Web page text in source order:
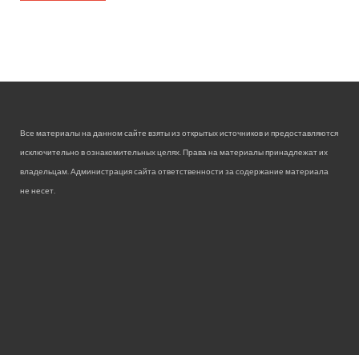
Все материалы на данном сайте взяты из открытых источников и предоставляются
исключительно в ознакомительных целях. Права на материалы принадлежат их
владельцам. Администрация сайта ответственности за содержание материала
не несет.